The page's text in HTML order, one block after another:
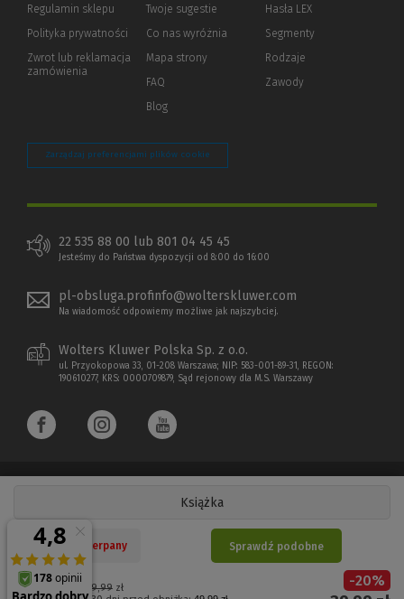
Książka
Cena regularna: 49,99zł
-20%
Nakład wyczerpany Sprawdź podobne
Regulamin sklepu
Polityka prywatności (Nowe
(Link
innej
Zwrot lub reklamacja
zamówienia
innej
Twoje sugestie
Co nas wyróżnia
Mapa strony
FAQ
Blog
Hasła LEX
Segmenty
Rodzaje
Zawody
Zarządzaj preferencjami plików cookie
22 535 88 00 lub 801 04 45 45
Jesteśmy do Państwa dyspozycji od 8:00 do 16:00
pl-obsluga.profinfo@wolterskluwer.com
Na wiadomość odpowiemy możliwe jak najszybciej.
Wolters Kluwer Polska Sp. z o.o.
ul. Przyokopowa 33, 01-208 Warszawa; NIP: 583-001-89-31, REGON:
190610277, KRS: 0000709879, Sąd rejonowy dla M.S. Warszawy
Copyright 1997 - 2026 Wolters Kluwer Polska Sp. z o.o.
Płatności elektroniczne
(Nowe
(Link